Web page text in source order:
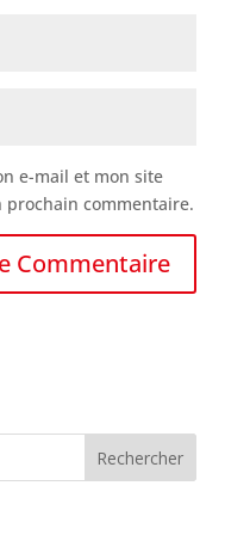
e-mail et mon site
commentaire.